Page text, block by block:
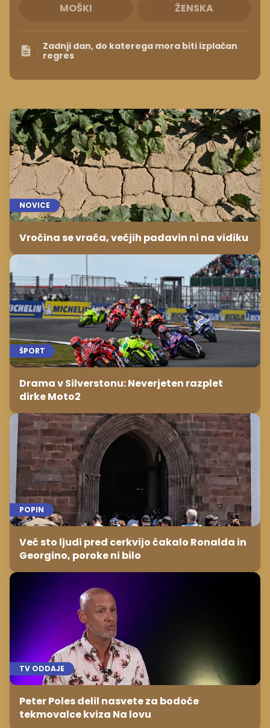
MOŠKI ŽENSKA
Zadnji dan, do katerega mora biti izplačan
regres
NOVICE
Vročina se vrača, večjih padavin ni na vidiku
ŠPORT
Drama v Silverstonu: Neverjeten razplet
dirke Moto2
POPIN
Več sto ljudi pred cerkvijo čakalo Ronalda in
Georgino, poroke ni bilo
TV ODDAJE
Peter Poles delil nasvete za bodoče
tekmovalce kviza Na lovu